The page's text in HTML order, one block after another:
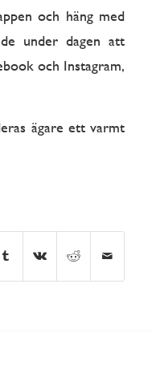
och häng med
under dagen att
och Instagram,
ägare ett varmt